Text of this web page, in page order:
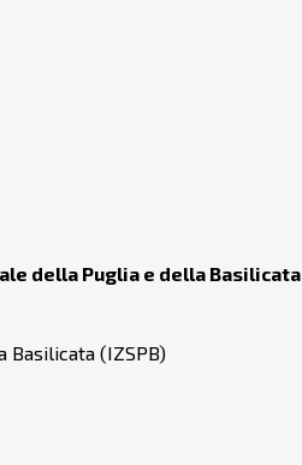
della Puglia e della Basilicata
(IZSPB)